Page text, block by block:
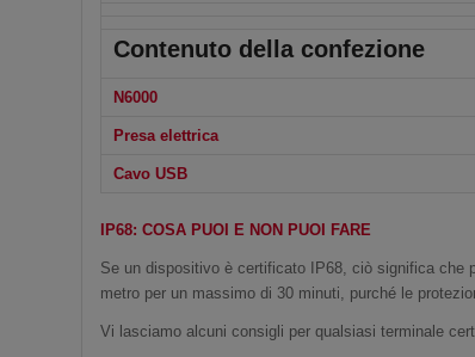
Contenuto della confezione
N6000
Presa elettrica
Cavo USB
IP68: COSA PUOI E NON PUOI FARE
Se un dispositivo è certificato IP68, ciò significa che
metro per un massimo di 30 minuti, purché le
Vi lasciamo alcuni consigli per qualsiasi terminale